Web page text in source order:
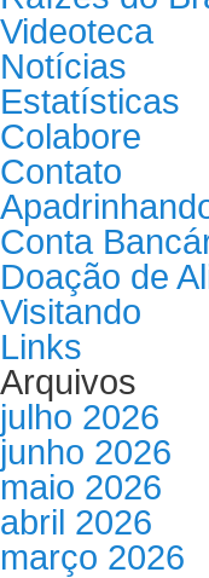
Videoteca
Notícias
Estatísticas
Colabore
Contato
Conta
Doação de
Visitando
Links
Arquivos
julho 2026
junho 2026
maio 2026
abril 2026
março 2026